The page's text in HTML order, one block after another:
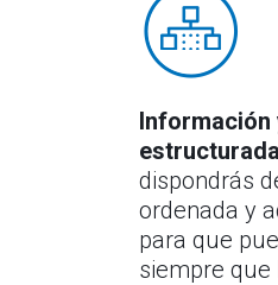
Información
dispondrás
ordenada y
para que
siempre que